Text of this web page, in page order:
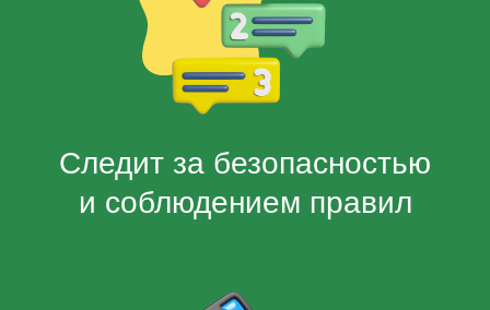
Не передает задачу по
присмотру за ребенком другим
сотрудникам